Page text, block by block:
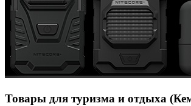
Товары для туризма и отдыха